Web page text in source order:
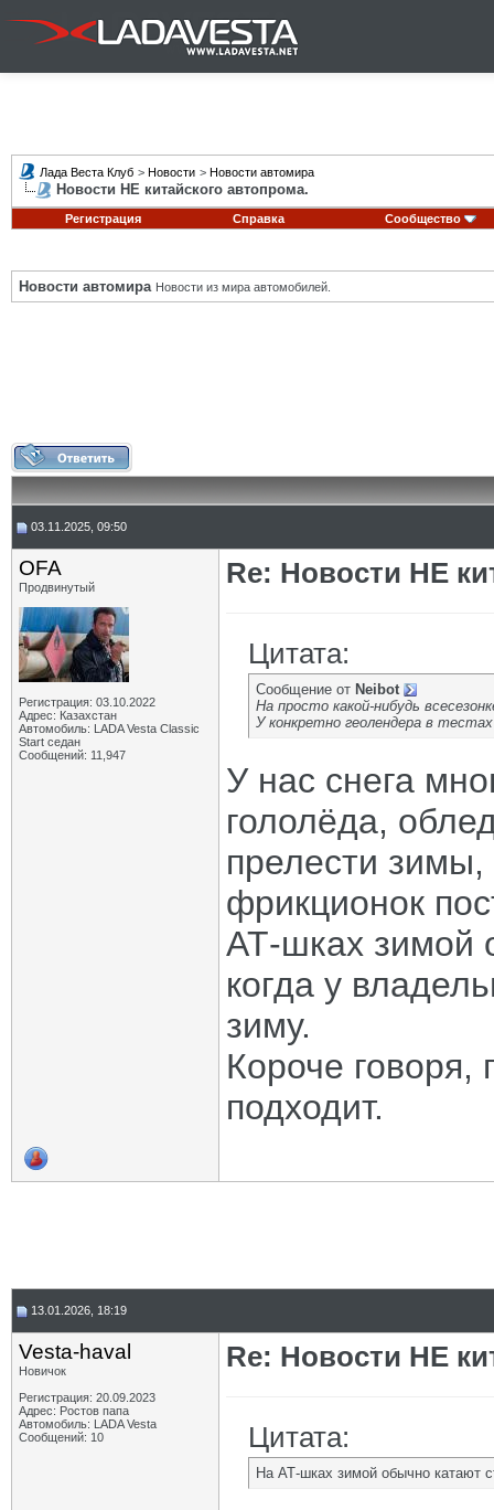
Лада Веста Клуб > Новости > Новости автомира
Новости НЕ китайского автопрома.
Регистрация Справка Сообщество
Новости автомира Новости из мира автомобилей.
03.11.2025, 09:50
OFA
Продвинутый
Регистрация: 03.10.2022
Адрес: Казахстан
Автомобиль: LADA Vesta Classic
Start седан
Сообщений: 11,947
Re: Новости НЕ
Цитата:
Сообщение от Neibot
На просто какой-нибудь
У конкретно геолендера в
У нас снега
гололёда,
прелести
фрикционок
АТ-шках зимой
когда у
зиму.
Короче
подходит.
13.01.2026, 18:19
Vesta-haval
Новичок
Регистрация: 20.09.2023
Адрес: Ростов папа
Автомобиль: LADA Vesta
Сообщений: 10
Re: Новости НЕ
Цитата:
На АТ-шках зимой обычно катают